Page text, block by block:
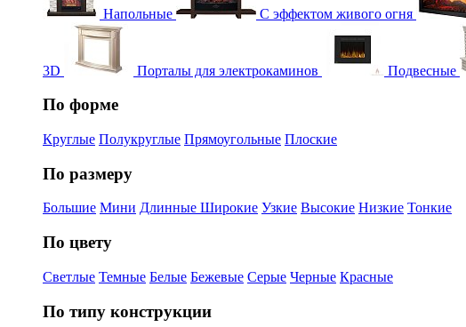
Напольные С эффектом живого огня
3D Порталы для электрокаминов Подвесные
По форме
Круглые Полукруглые Прямоугольные Плоские
По размеру
Большие Мини Длинные Широкие Узкие Высокие Низкие Тонкие
По цвету
Светлые Темные Белые Бежевые Серые Черные Красные
По типу конструкции